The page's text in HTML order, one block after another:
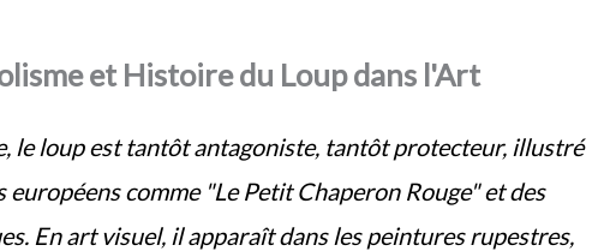
et Histoire du Loup dans l'Art
le loup est tantôt antagoniste, tantôt protecteur, illustré
européens comme "Le Petit Chaperon Rouge" et des
En art visuel, il apparaît dans les peintures rupestres,